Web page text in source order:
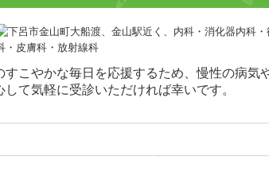
こやかな毎日を応援するため、慢性の病気
て気軽に受診いただければ幸いです。